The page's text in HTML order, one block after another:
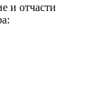
и отчасти